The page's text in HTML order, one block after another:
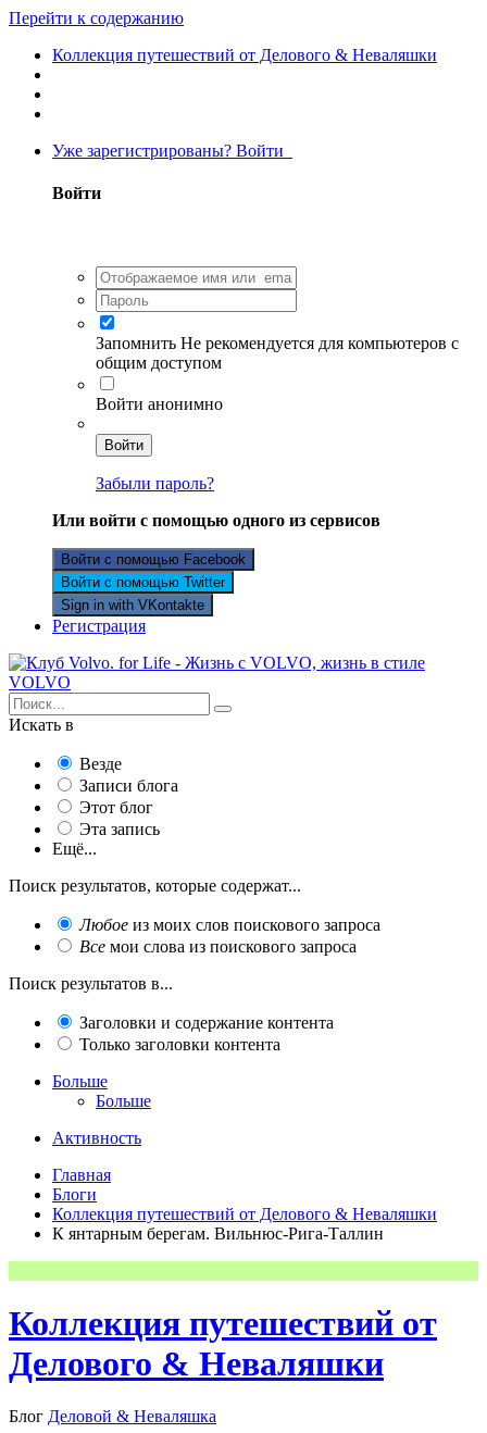
Перейти к содержанию
Коллекция путешествий от Делового & Неваляшки
Уже зарегистрированы? Войти
Войти
Запомнить Не рекомендуется для компьютеров с
общим доступом
Войти анонимно
Войти
Забыли пароль?
Или войти с помощью одного из сервисов
Войти с помощью Facebook
Войти с помощью Twitter
Sign in with VKontakte
Регистрация
Искать в
Везде
Записи блога
Этот блог
Эта запись
Ещё...
Поиск результатов, которые содержат...
Любое из моих слов поискового запроса
Все мои слова из поискового запроса
Поиск результатов в...
Заголовки и содержание контента
Только заголовки контента
Больше
Больше
Активность
Главная
Блоги
Коллекция путешествий от Делового & Неваляшки
К янтарным берегам. Вильнюс-Рига-Таллин
Коллекция путешествий от
Делового & Неваляшки
Блог Деловой & Неваляшка